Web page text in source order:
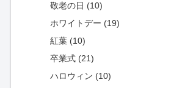
敬老の日 (10)
ホワイトデー (19)
紅葉 (10)
卒業式 (21)
ハロウィン (10)